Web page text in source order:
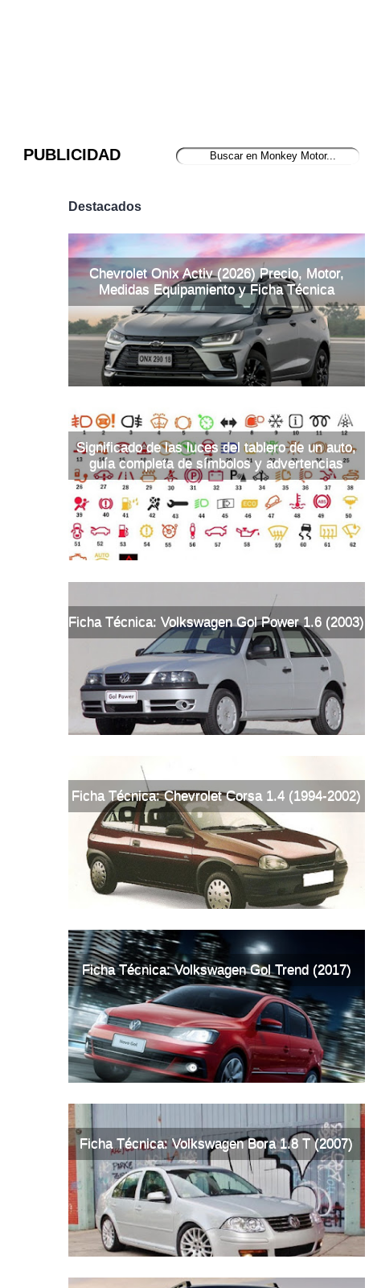
PUBLICIDAD
Destacados
Chevrolet Onix Activ (2026) Precio, Motor,
Medidas Equipamiento y Ficha Técnica
Significado de las luces del tablero de un auto,
guía completa de símbolos y advertencias
Ficha Técnica: Volkswagen Gol Power 1.6 (2003)
Ficha Técnica: Chevrolet Corsa 1.4 (1994-2002)
Ficha Técnica: Volkswagen Gol Trend (2017)
Ficha Técnica: Volkswagen Bora 1.8 T (2007)